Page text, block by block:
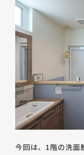
今回は、1階の洗面